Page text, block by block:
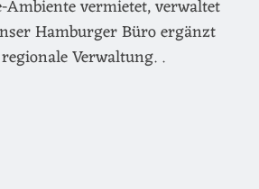
Ambiente vermietet, verwaltet
Hamburger Büro ergänzt
Verwaltung. .